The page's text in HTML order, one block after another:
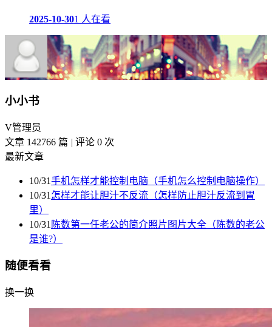
2025-10-301 人在看
小小书
V管理员
文章 142766 篇 | 评论 0 次
最新文章
10/31手机怎样才能控制电脑（手机怎么控制电脑操作）
10/31 怎样才能让胆汁不反流（怎样防止胆汁反流到胃
里）
10/31 陈数第一任老公的简介照片图片大全（陈数的老公
是谁?）
随便看看
换一换